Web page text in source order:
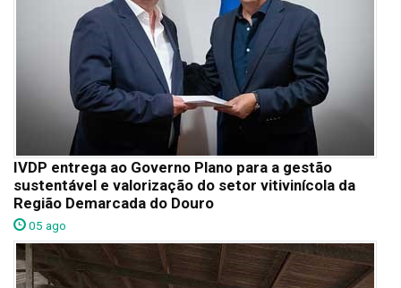
IVDP entrega ao Governo Plano para a gestão
sustentável e valorização do setor vitivinícola da
Região Demarcada do Douro
05 ago